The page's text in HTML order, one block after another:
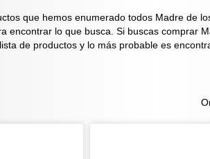
que hemos enumerado todos Madre de
encontrar lo que busca. Si buscas comprar
de productos y lo más probable es